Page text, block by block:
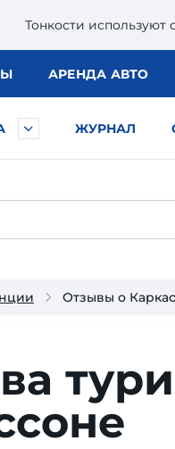
Тонкости используют
АРЕНДА АВТО
ЖУРНАЛ
Отзывы о